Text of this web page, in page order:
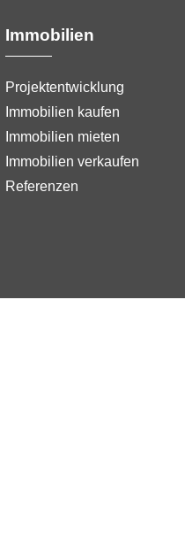
Immobilien
Projektentwicklung
Immobilien kaufen
Immobilien mieten
Immobilien verkaufen
Referenzen